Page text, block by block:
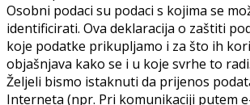
Osobni podaci su podaci s kojima se
identificirati. Ova deklaracija o zaštiti
koje podatke prikupljamo i za što ih
objašnjava kako se i u koje svrhe to radi.
Željeli bismo istaknuti da prijenos
Interneta (npr. Pri komunikaciji putem